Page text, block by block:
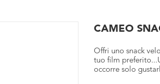
CAMEO
Offri uno snack
tuo film
occorre solo